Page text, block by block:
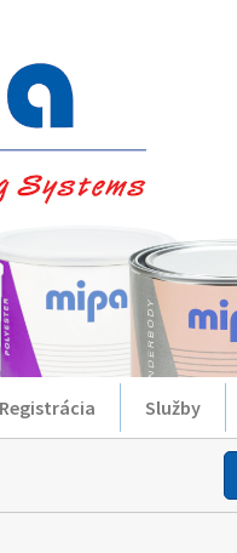
Registrácia Služby